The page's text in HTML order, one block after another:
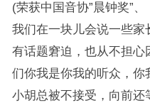
(荣获中国音协”晨钟奖”、
我们在一块儿会说一些
有话题窘迫，也从不担
们你我是你我的听众，你
小胡总被不接受，向前